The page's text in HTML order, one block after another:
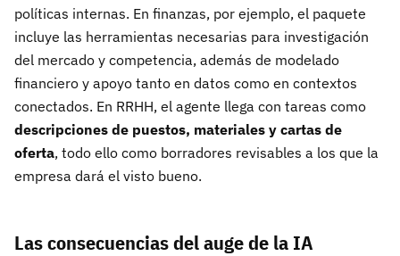
políticas internas. En finanzas, por ejemplo, el paquete
incluye las herramientas necesarias para investigación
del mercado y competencia, además de modelado
financiero y apoyo tanto en datos como en contextos
conectados. En RRHH, el agente llega con tareas como
descripciones de puestos, materiales y cartas de
oferta, todo ello como borradores revisables a los que la
empresa dará el visto bueno.
Las consecuencias del auge de la IA